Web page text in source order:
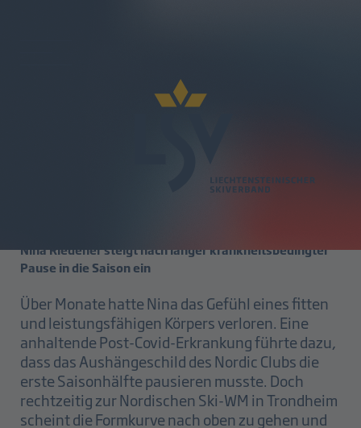
Nina Riedener steigt nach langer krankheitsbedingter
Pause in die Saison ein
Über Monate hatte Nina das Gefühl eines fitten
und leistungsfähigen Körpers verloren. Eine
anhaltende Post-Covid-Erkrankung führte dazu,
dass das Aushängeschild des Nordic Clubs die
erste Saisonhälfte pausieren musste. Doch
rechtzeitig zur Nordischen Ski-WM in Trondheim
scheint die Formkurve nach oben zu gehen und